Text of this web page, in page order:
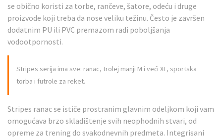
se obično koristi za torbe, rančeve, šatore, odeću i druge
proizvode koji treba da nose veliku težinu. Često je završen
dodatnim PU ili PVC premazom radi poboljšanja
vodootpornosti.
Stripes serija ima sve: ranac, trolej manji M i veći XL, sportska
torba i futrole za reket.
Stripes ranac se ističe prostranim glavnim odeljkom koji vam
omogućava brzo skladištenje svih neophodnih stvari, od
opreme za trening do svakodnevnih predmeta. Integrisani